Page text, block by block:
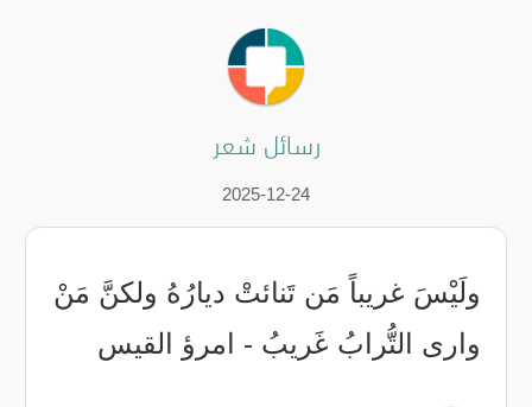
رسائل شعر
2025-12-24
ولَيْسَ غريباً مَن تَنائتْ ديارُهُ ‏ولكنَّ مَنْ
وارى التُّرابُ غَريبُ - امرؤ القيس